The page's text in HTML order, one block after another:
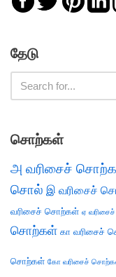
தேடு
சொற்கள்
அ வரிசைச்
சொல் இ வரிசைச்
வரிசைச் சொற்கள் ஏ
சொற்கள் கா வரிசைச்
சொற்கள் கோ வரிசைச்